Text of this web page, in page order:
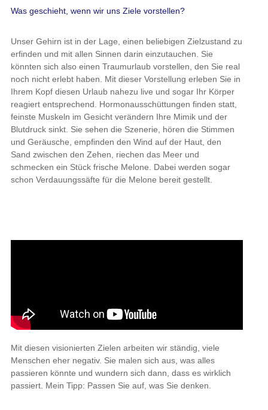
Was geschieht, wenn wir uns Ziele vorstellen?
Unser Gehirn ist in der Lage, einen beliebigen Zielzustand zu
erfinden und mit allen Sinnen darin einzutauchen. Sie
könnten sich also einen Traumurlaub vorstellen, den Sie real
noch nicht erlebt haben. Mit dieser Vorstellung erleben Sie in
Ihrem Kopf diesen Urlaub nahezu live und sogar Ihr Körper
reagiert entsprechend. Hormonausschüttungen finden statt,
feinste Muskeln im Gesicht verändern Ihre Mimik und der
Blutdruck sinkt. Sie sehen die Szenerie, hören die Stimmen
und Geräusche, empfinden den Wind auf der Haut, den
Sand zwischen den Zehen, riechen das Meer und
schmecken ein Stück frische Melone. Dabei werden sogar
schon Verdauungssäfte für die Melone bereit gestellt.
Mit diesen visionierten Zielen arbeiten wir ständig, viele
Menschen eher negativ. Sie malen sich aus, was alles
passieren könnte und wundern sich dann, dass es wirklich
passiert. Mein Tipp: Passen Sie auf, was Sie denken.